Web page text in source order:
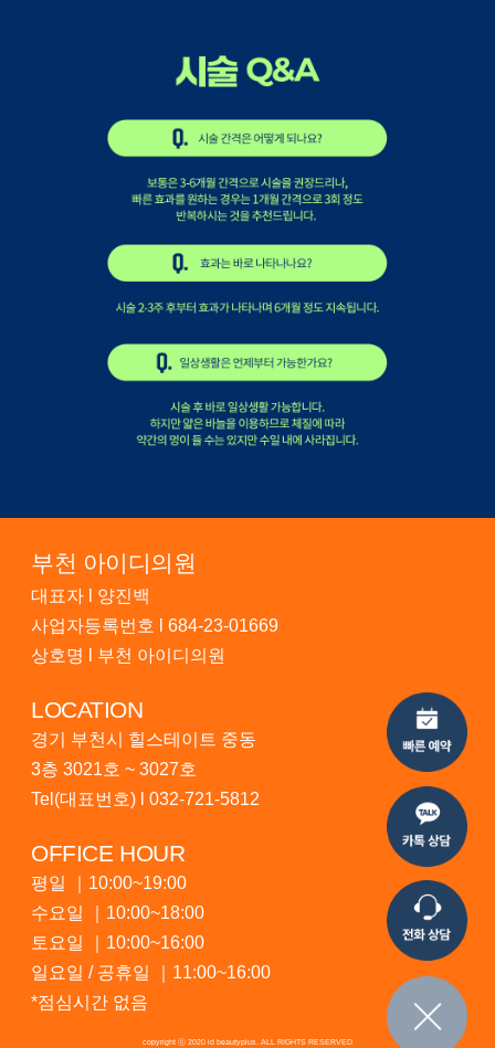
부천 아이디의원
대표자 l 양진백
사업자등록번호 l 684-23-01669
상호명 l 부천 아이디의원
LOCATION
경기 부천시 힐스테이트 중동
3층 3021호 ~ 3027호
Tel(대표번호) l 032-721-5812
OFFICE HOUR
평일 ｜10:00~19:00
수요일 ｜10:00~18:00
토요일 ｜10:00~16:00
일요일 / 공휴일 ｜11:00~16:00
*점심시간 없음
copyright ⓒ 2020 id beautyplus. ALL RIGHTS RESERVED